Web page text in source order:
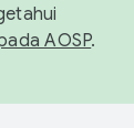
AOSP.